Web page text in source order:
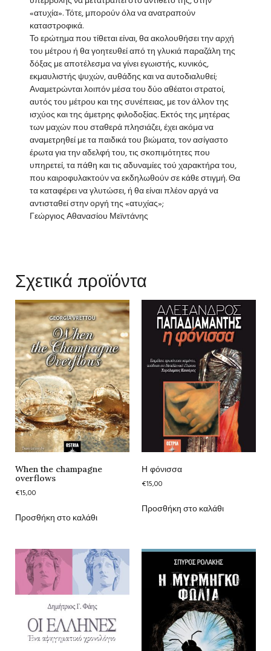
«ατυχία». Τότε, μπορούν όλα να ανατραπούν
καταστροφικά.
Το ερώτημα που τίθεται είναι, θα ακολουθήσει την αρχή
του μέτρου ή θα γοητευθεί από τη γλυκιά παραζάλη της
δόξας με αποτέλεσμα να γίνει εγωιστής, κυνικός,
εκμαυλιστής ψυχών, αυθάδης και να αυτοδιαλυθεί;
Αναμετρώνται λοιπόν μέσα του δύο αθέατοι στρατοί,
αυτός του μέτρου και της συνέπειας, με τον άλλον της
ισχύος και της άμετρης φιλοδοξίας. Εκτός της μητέρας
των μαχών που σταθερά πλησιάζει, έχει ακόμα να
αναμετρηθεί με τα παιδικά του βιώματα, τον ασίγαστο
έρωτα για την αδελφή του, τις σκοπιμότητες που
υπηρετεί, τα πάθη και τις αδυναμίες τού χαρακτήρα του,
που καιροφυλακτούν να εκδηλωθούν σε κάθε στιγμή. Θα
τα καταφέρει να γλυτώσει, ή θα είναι πλέον αργά να
αντισταθεί στην οργή της «ατυχίας»;
Γεώργιος Αθανασίου Μεϊντάνης
Σχετικά προϊόντα
When the champagne
overflows
€15,00
Προσθήκη στο καλάθι
Η φόνισσα
€15,00
Προσθήκη στο καλάθι